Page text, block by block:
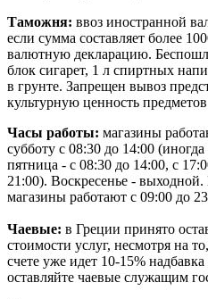
Таможня: ввоз иностранной
если сумма составляет более
валютную декларацию.
блок сигарет, 1 л спиртных
в грунте. Запрещен вывоз
культурную ценность
Часы работы: магазины
субботу с 08:30 до 14:00
пятница - с 08:30 до 14:00, с
21:00). Воскресенье -
магазины работают с 09:00 до
Чаевые: в Греции принято
стоимости услуг, несмотря на
счете уже идет 10-15%
оставляйте чаевые служащим